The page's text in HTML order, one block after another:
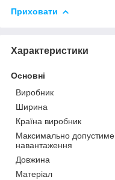
Приховати
Характеристики
Основні
Виробник
Ширина
Країна виробник
Максимально допустиме
навантаження
Довжина
Матеріал